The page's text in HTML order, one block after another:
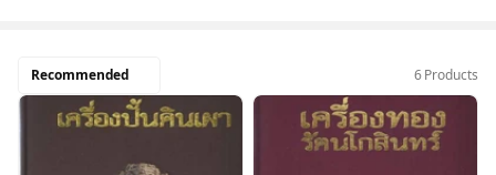
Recommended 6 Products